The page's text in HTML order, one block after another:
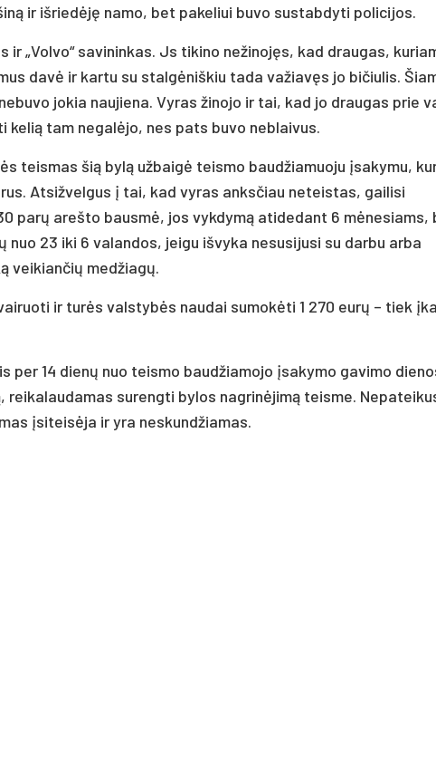
ir išriedėję namo, bet pakeliui buvo sustabdyti policijos.
„Volvo“ savininkas. Js tikino nežinojęs, kad draugas,
davė ir kartu su stalgėniškiu tada važiavęs jo bičiulis.
jokia naujiena. Vyras žinojo ir tai, kad jo draugas prie
tam negalėjo, nes pats buvo neblaivus.
teismas šią bylą užbaigė teismo baudžiamuoju įsakymu,
Atsižvelgus į tai, kad vyras anksčiau neteistas, gailisi
parų arešto bausmė, jos vykdymą atidedant 6 mėnesiams,
23 iki 6 valandos, jeigu išvyka nesusijusi su darbu arba
veikiančių medžiagų.
ir turės valstybės naudai sumokėti 1 270 eurų – tiek
per 14 dienų nuo teismo baudžiamojo įsakymo gavimo
surengti bylos nagrinėjimą teisme.
įsiteisėja ir yra neskundžiamas.